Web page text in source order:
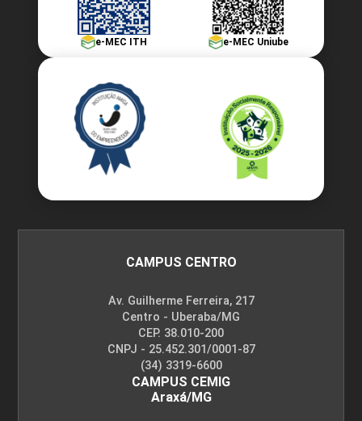
e-MEC ITH e-MEC Uniube
CAMPUS CENTRO
Av. Guilherme Ferreira, 217
Centro - Uberaba/MG
CEP. 38.010-200
CNPJ - 25.452.301/0001-87
(34) 3319-6600
CAMPUS CEMIG
Araxá/MG